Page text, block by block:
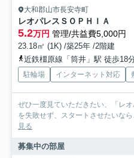
大和郡山市長安寺町
レオパレスＳＯＰＨＩＡ
5.2万円 管理/共益費5,000円
23.18㎡ (1K) /築25年 /2階建
近鉄橿原線「筒井」駅 徒歩18
駐輪場 インターネット対応
ぜひ一度見ていただきたい、「レ
を失敗せず、スタートさせたいな
見る
募集中の部屋